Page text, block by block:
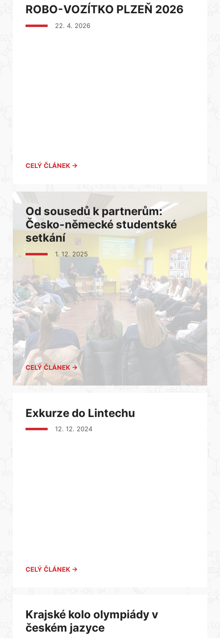
ROBO-VOZÍTKO PLZEŇ 2026
22. 4. 2026
CELÝ ČLÁNEK →
Od sousedů k partnerům:
Česko-německé studentské
setkání
1. 12. 2025
CELÝ ČLÁNEK →
Exkurze do Lintechu
12. 12. 2024
CELÝ ČLÁNEK →
Krajské kolo olympiády v
českém jazyce